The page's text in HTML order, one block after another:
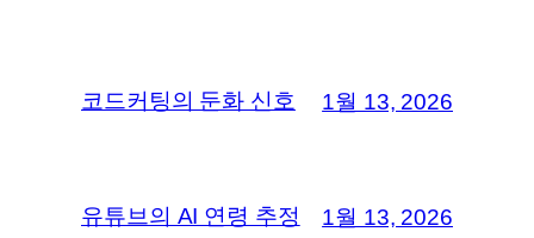
코드커팅의 둔화 신호 1월 13, 2026
유튜브의 AI 연령 추정 1월 13, 2026